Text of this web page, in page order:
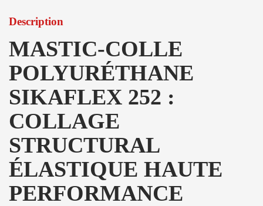
Description
MASTIC-COLLE
POLYURÉTHANE
SIKAFLEX 252 :
COLLAGE
STRUCTURAL
ÉLASTIQUE HAUTE
PERFORMANCE